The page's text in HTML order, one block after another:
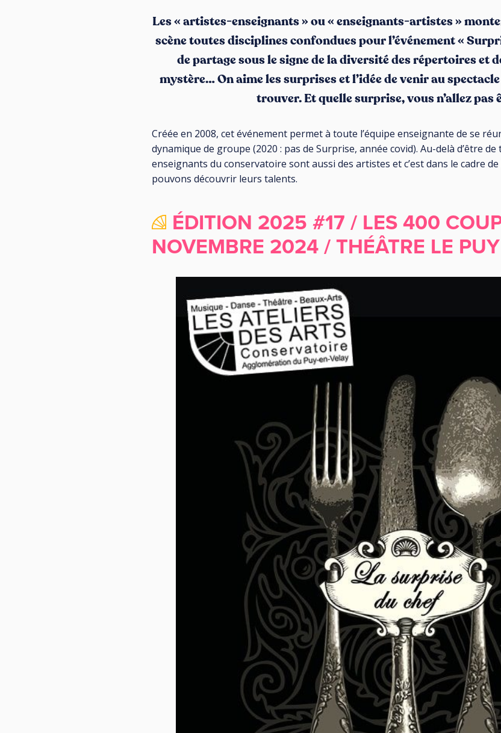
Les « artistes-enseignants » ou « enseignants-artistes »
scène toutes disciplines confondues pour l’événement «
de partage sous le signe de la diversité des répertoires et
mystère… On aime les surprises et l’idée de venir au
trouver. Et quelle surprise, vous n’allez pas
Créée en 2008, cet événement permet à toute l’équipe enseignante de se
dynamique de groupe (2020 : pas de Surprise, année covid). Au-delà d’être
enseignants du conservatoire sont aussi des artistes et c’est dans le cadre
pouvons découvrir leurs talents.
ÉDITION 2025 #17 / LES 400
NOVEMBRE 2024 / THÉÂTRE LE PUY